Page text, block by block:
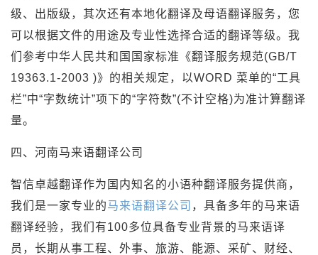
级、出版级，其次还有本地化翻译及母语翻译服务，您
可以根据文件的用途及专业性选择合适的翻译等级。我
们参考中华人民共和国国家标准《翻译服务规范(GB/T
19363.1-2003 )》的相关规定，以WORD 菜单的“工具
栏”中“字数统计”项下的“字符数”(不计空格)为准计算翻译
量。
四、河南马来语翻译公司
智信卓越翻译作为国内知名的小语种翻译服务提供商，
我们是一家专业的马来语翻译公司 ，具备多年的马来语
翻译经验，我们有100多位具备专业背景的马来语译
员，长期从事工程、外事、旅游、能源、采矿、财经、